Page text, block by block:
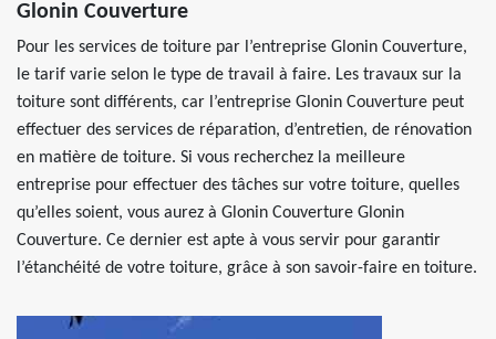
Glonin Couverture
Pour les services de toiture par l’entreprise Glonin Couverture,
le tarif varie selon le type de travail à faire. Les travaux sur la
toiture sont différents, car l’entreprise Glonin Couverture peut
effectuer des services de réparation, d’entretien, de rénovation
en matière de toiture. Si vous recherchez la meilleure
entreprise pour effectuer des tâches sur votre toiture, quelles
qu’elles soient, vous aurez à Glonin Couverture Glonin
Couverture. Ce dernier est apte à vous servir pour garantir
l’étanchéité de votre toiture, grâce à son savoir-faire en toiture.